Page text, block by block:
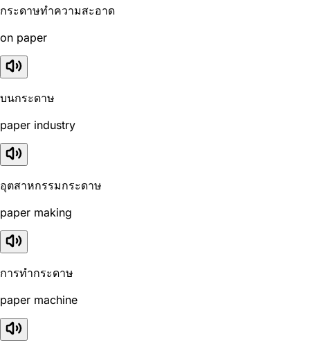
กระดาษทำความสะอาด
on paper
บนกระดาษ
paper industry
อุตสาหกรรมกระดาษ
paper making
การทำกระดาษ
paper machine